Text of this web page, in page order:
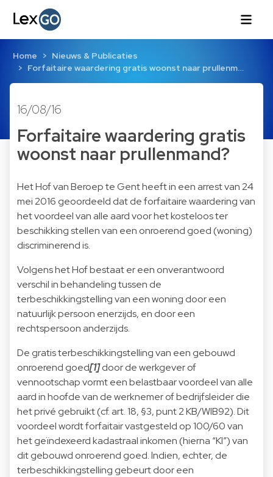
Home
Nieuws & Publicaties
Forfaitaire waardering gratis woonst naar prullenm…
16/08/16
Forfaitaire waardering gratis
woonst naar prullenmand?
Het Hof van Beroep te Gent heeft in een arrest van 24
mei 2016 geoordeeld dat de forfaitaire waardering van
het voordeel van alle aard voor het kosteloos ter
beschikking stellen van een onroerend goed (woning)
discriminerend is.
Volgens het Hof bestaat er een onverantwoord
verschil in behandeling tussen de
terbeschikkingstelling van een woning door een
natuurlijk persoon enerzijds, en door een
rechtspersoon anderzijds.
De gratis terbeschikkingstelling van een gebouwd
onroerend goed[1]door de werkgever of
vennootschap vormt een belastbaar voordeel van alle
aard in hoofde van de werknemer of bedrijfsleider die
het privé gebruikt (cf. art. 18, §3, punt 2 KB/WIB92). Dit
voordeel wordt forfaitair vastgesteld op 100/60 van
het geïndexeerd kadastraal inkomen (hierna “KI”) van
dit gebouwd onroerend goed. Indien, echter, de
terbeschikkingstelling gebeurt door een